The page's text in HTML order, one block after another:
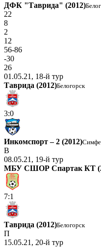
ДФК "Таврида" (2012)
22
8
2
12
56-86
-30
26
01.05.21, 18-й тур
Таврида (2012)Белогорск
3:0
Инкомспорт – 2 (2012)
В
08.05.21, 19-й тур
МБУ СШОР Спартак КТ
7:1
Таврида (2012)Белогорск
П
15.05.21, 20-й тур